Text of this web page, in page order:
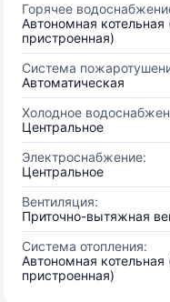
Горячее
Автономная
пристроенная)
Система
Автоматическая
Холодное
Центральное
Электроснабжение:
Центральное
Вентиляция:
Приточно-вытяжная
Система отопления:
Автономная
пристроенная)